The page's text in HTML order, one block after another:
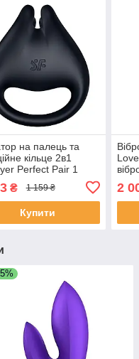
на палець та
кільце 2в1
Perfect Pair 1
₴ 1 159 ₴
Купити
2